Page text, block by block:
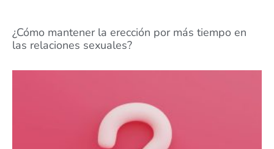
¿Cómo mantener la erección por más tiempo en
las relaciones sexuales?